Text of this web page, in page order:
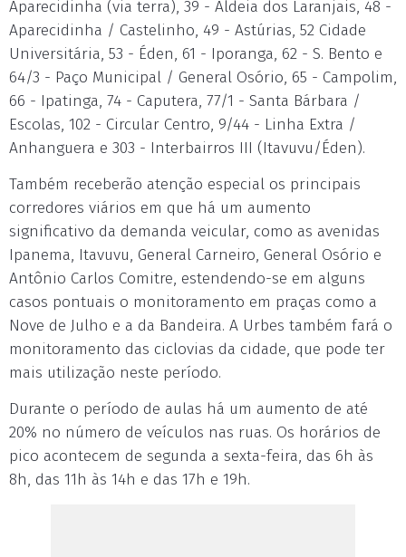
Aparecidinha (via terra), 39 - Aldeia dos Laranjais, 48 -
Aparecidinha / Castelinho, 49 - Astúrias, 52 Cidade
Universitária, 53 - Éden, 61 - Iporanga, 62 - S. Bento e
64/3 - Paço Municipal / General Osório, 65 - Campolim,
66 - Ipatinga, 74 - Caputera, 77/1 - Santa Bárbara /
Escolas, 102 - Circular Centro, 9/44 - Linha Extra /
Anhanguera e 303 - Interbairros III (Itavuvu/Éden).
Também receberão atenção especial os principais
corredores viários em que há um aumento
significativo da demanda veicular, como as avenidas
Ipanema, Itavuvu, General Carneiro, General Osório e
Antônio Carlos Comitre, estendendo-se em alguns
casos pontuais o monitoramento em praças como a
Nove de Julho e a da Bandeira. A Urbes também fará o
monitoramento das ciclovias da cidade, que pode ter
mais utilização neste período.
Durante o período de aulas há um aumento de até
20% no número de veículos nas ruas. Os horários de
pico acontecem de segunda a sexta-feira, das 6h às
8h, das 11h às 14h e das 17h e 19h.